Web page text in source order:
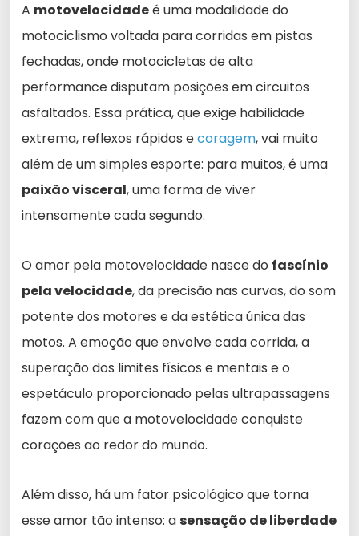
A motovelocidadeé uma modalidade do
motociclismo voltada para corridas em pistas
fechadas, onde motocicletas de alta
performance disputam posições em circuitos
asfaltados. Essa prática, que exige habilidade
extrema, reflexos rápidos ecoragem, vai muito
além de um simples esporte: para muitos, é uma
paixão visceral, uma forma de viver
intensamente cada segundo.
O amor pela motovelocidade nasce do fascínio
pela velocidade, da precisão nas curvas, do som
potente dos motores e da estética única das
motos. A emoção que envolve cada corrida, a
superação dos limites físicos e mentais e o
espetáculo proporcionado pelas ultrapassagens
fazem com que a motovelocidade conquiste
corações ao redor do mundo.
Além disso, há um fator psicológico que torna
esse amor tão intenso: asensação de liberdade